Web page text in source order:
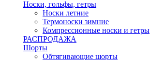
Носки, гольфы, гетры
Носки летние
Термоноски зимние
Компрессионные носки и гетры
РАСПРОДАЖА
Шорты
Обтягивающие шорты